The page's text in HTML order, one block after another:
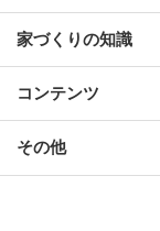
家づくりの知識
コンテンツ
その他